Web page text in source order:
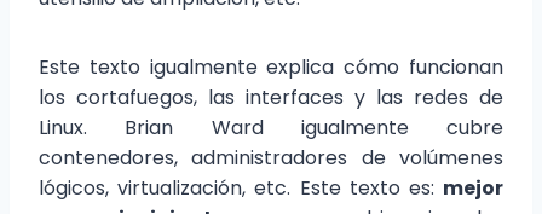
Este texto igualmente explica cómo funcionan
los cortafuegos, las interfaces y las redes de
Linux. Brian Ward igualmente cubre
contenedores, administradores de volúmenes
lógicos, virtualización, etc. Este texto es: mejor